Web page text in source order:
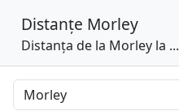
Distanțe Morley
Distanța de la Morley la ...